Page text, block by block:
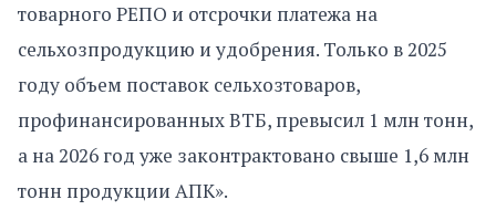
товарного РЕПО и отсрочки платежа на
сельхозпродукцию и удобрения. Только в 2025
году объем поставок сельхозтоваров,
профинансированных ВТБ, превысил 1 млн тонн,
а на 2026 год уже законтрактовано свыше 1,6 млн
тонн продукции АПК».